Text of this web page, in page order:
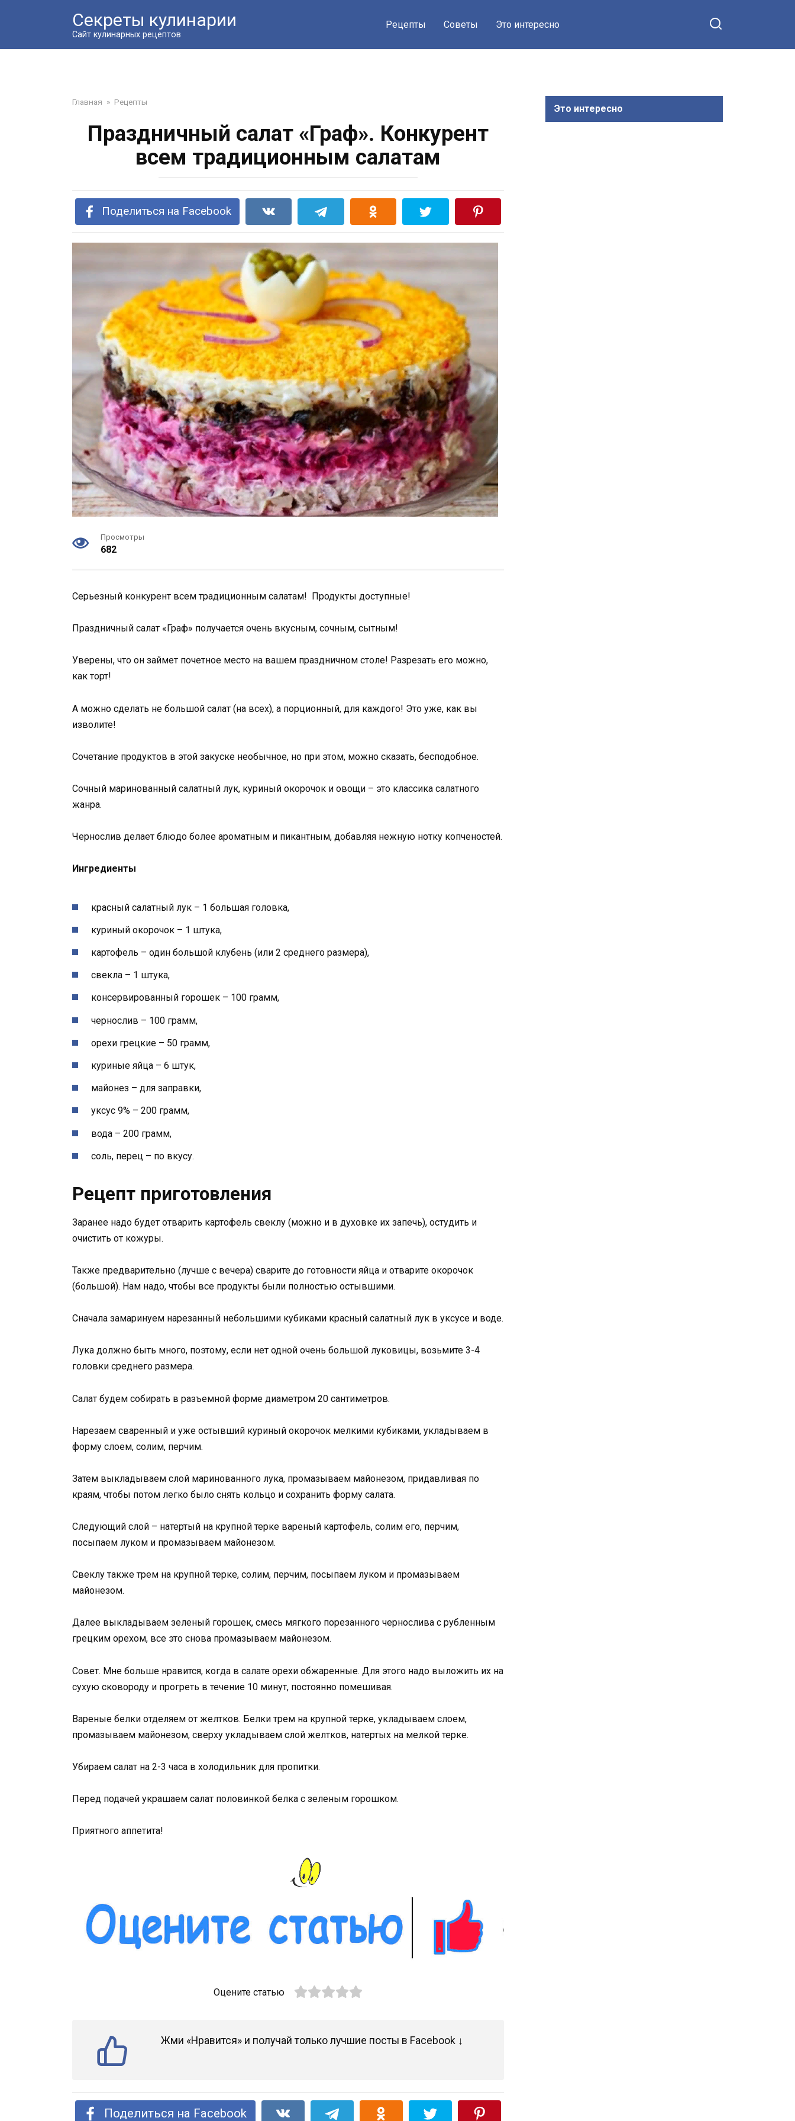
Секреты кулинарии
Сайт кулинарных рецептов
Рецепты Советы Это интересно
Главная » Рецепты
Праздничный салат «Граф». Конкурент
всем традиционным салатам
Поделиться на Facebook
Просмотры
682
Серьезный конкурент всем традиционным салатам! Продукты доступные!
Праздничный салат «Граф» получается очень вкусным, сочным, сытным!
Уверены, что он займет почетное место на вашем праздничном столе! Разрезать его можно,
как торт!
А можно сделать не большой салат (на всех), а порционный, для каждого! Это уже, как вы
изволите!
Сочетание продуктов в этой закуске необычное, но при этом, можно сказать, бесподобное.
Сочный маринованный салатный лук, куриный окорочок и овощи – это классика салатного
жанра.
Чернослив делает блюдо более ароматным и пикантным, добавляя нежную нотку копченостей.
Ингредиенты
красный салатный лук – 1 большая головка,
куриный окорочок – 1 штука,
картофель – один большой клубень (или 2 среднего размера),
свекла – 1 штука,
консервированный горошек – 100 грамм,
чернослив – 100 грамм,
орехи грецкие – 50 грамм,
куриные яйца – 6 штук,
майонез – для заправки,
уксус 9% – 200 грамм,
вода – 200 грамм,
соль, перец – по вкусу.
Рецепт приготовления
Заранее надо будет отварить картофель свеклу (можно и в духовке их запечь), остудить и
очистить от кожуры.
Также предварительно (лучше с вечера) сварите до готовности яйца и отварите окорочок
(большой). Нам надо, чтобы все продукты были полностью остывшими.
Сначала замаринуем нарезанный небольшими кубиками красный салатный лук в уксусе и воде.
Лука должно быть много, поэтому, если нет одной очень большой луковицы, возьмите 3-4
головки среднего размера.
Салат будем собирать в разъемной форме диаметром 20 сантиметров.
Нарезаем сваренный и уже остывший куриный окорочок мелкими кубиками, укладываем в
форму слоем, солим, перчим.
Затем выкладываем слой маринованного лука, промазываем майонезом, придавливая по
краям, чтобы потом легко было снять кольцо и сохранить форму салата.
Следующий слой – натертый на крупной терке вареный картофель, солим его, перчим,
посыпаем луком и промазываем майонезом.
Свеклу также трем на крупной терке, солим, перчим, посыпаем луком и промазываем
майонезом.
Далее выкладываем зеленый горошек, смесь мягкого порезанного чернослива с рубленным
грецким орехом, все это снова промазываем майонезом.
Совет. Мне больше нравится, когда в салате орехи обжаренные. Для этого надо выложить их на
сухую сковороду и прогреть в течение 10 минут, постоянно помешивая.
Вареные белки отделяем от желтков. Белки трем на крупной терке, укладываем слоем,
промазываем майонезом, сверху укладываем слой желтков, натертых на мелкой терке.
Убираем салат на 2-3 часа в холодильник для пропитки.
Перед подачей украшаем салат половинкой белка с зеленым горошком.
Приятного аппетита!
Оцените статью
Жми «Нравится» и получай только лучшие посты в Facebook ↓
Поделиться на Facebook
Это интересно